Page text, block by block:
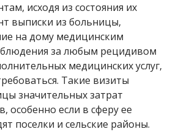
исходя из состояния их
выписки из больницы,
на дому медицинским
за любым рецидивом
медицинских услуг,
Такие визиты
значительных затрат
особенно если в сферу ее
поселки и сельские районы.